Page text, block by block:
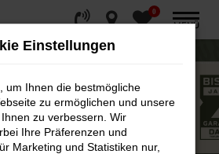
0
MENÜ
Einstellungen
um Ihnen die bestmögliche
zu ermöglichen und unsere
zu verbessern. Wir
Ihre Präferenzen und
Marketing und Statistiken nur,